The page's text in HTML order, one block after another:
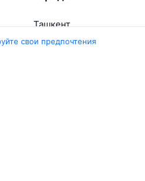
Ташкент
Белен
свои предпочтения